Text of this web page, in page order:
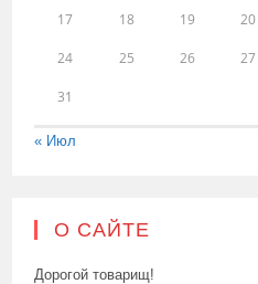
17 18 19 20
24 25 26 27
31
« Июл
О САЙТЕ
Дорогой товарищ!